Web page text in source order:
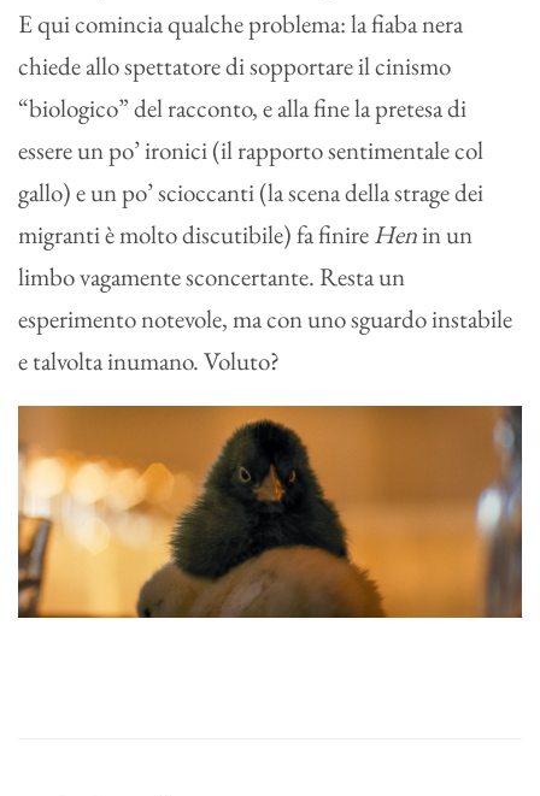
E qui comincia qualche problema: la fiaba nera
chiede allo spettatore di sopportare il cinismo
“biologico” del racconto, e alla fine la pretesa di
essere un po’ ironici (il rapporto sentimentale col
gallo) e un po’ scioccanti (la scena della strage dei
migranti è molto discutibile) fa finireHenin un
limbo vagamente sconcertante. Resta un
esperimento notevole, ma con uno sguardo instabile
e talvolta inumano. Voluto?